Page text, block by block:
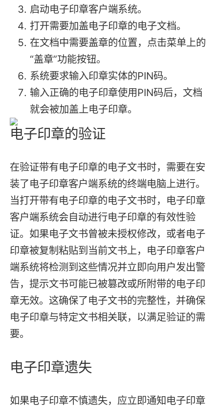
启动电子印章客户端系统。
打开需要加盖电子印章的电子文档。
在文档中需要盖章的位置，点击菜单上的
“盖章”功能按钮。
系统要求输入印章实体的PIN码。
输入正确的电子印章使用PIN码后，文档
就会被加盖上电子印章。
电子印章的验证
在验证带有电子印章的电子文书时，需要在安
装了电子印章客户端系统的终端电脑上进行。
当打开带有电子印章的电子文书时，电子印章
客户端系统会自动进行电子印章的有效性验
证。如果电子文书曾被未授权修改，或者电子
印章被复制粘贴到当前文书上，电子印章客户
端系统将检测到这些情况并立即向用户发出警
告，提示文书可能已被篡改或所附带的电子印
章无效。这确保了电子文书的完整性，并确保
电子印章与特定文书相关联，以满足验证的需
要。
电子印章遗失
如果电子印章不慎遗失，应立即通知电子印章